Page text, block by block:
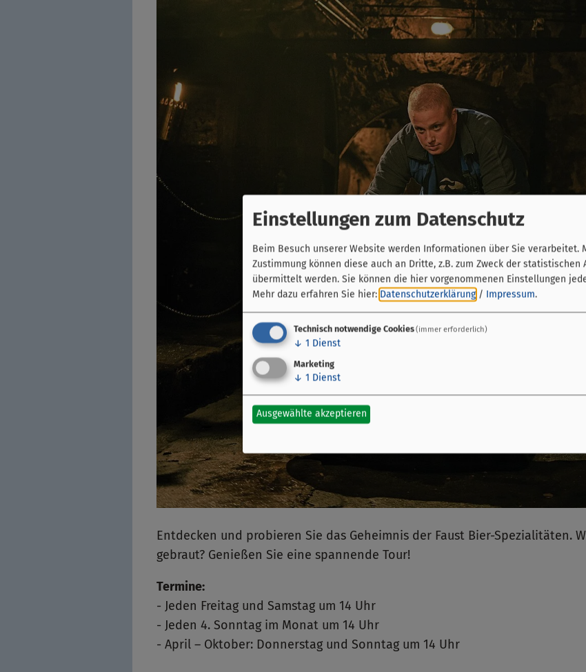
Entdecken und probieren Sie das Geheimnis der Faust Bier-Spezialitäten.
gebraut? Genießen Sie eine spannende Tour!
Termine:
- Jeden Freitag und Samstag um 14 Uhr
- Jeden 4. Sonntag im Monat um 14 Uhr
- April – Oktober: Donnerstag und Sonntag um 14 Uhr
Einstellungen zum Datenschutz
Beim Besuch unserer Website werden Informationen über Sie verarbeitet.
Zustimmung können diese auch an Dritte, z.B. zum Zweck der statistischen
übermittelt werden. Sie können die hier vorgenommenen Einstellungen
Mehr dazu erfahren Sie hier: Datenschutzerklärung / Impressum.
Technisch notwendige Cookies(immer erforderlich)
↓ 1 Dienst
Marketing
↓ 1 Dienst
Ausgewählte akzeptieren